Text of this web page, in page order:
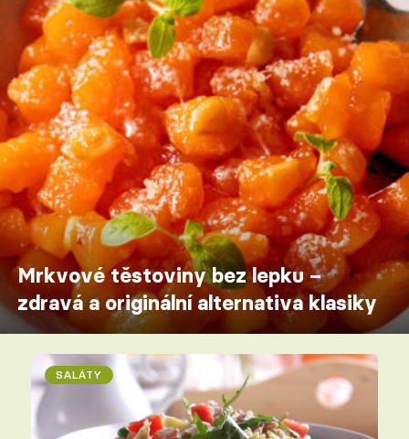
Mrkvové těstoviny bez lepku –
zdravá a originální alternativa klasiky
SALÁTY